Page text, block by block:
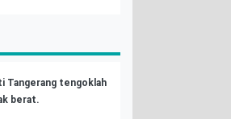
Tangerang tengoklah
berat.